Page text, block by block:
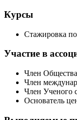
Курсы
Стажировка
Участие в
Член
Член
Член Ученого
Основатель